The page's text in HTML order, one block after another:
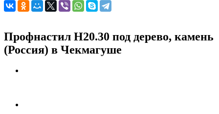
Профнастил Н20.30 под дерево, камень
(Россия) в Чекмагуше